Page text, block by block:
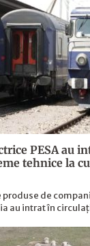
PESA au
tehnice la
de
au intrat în